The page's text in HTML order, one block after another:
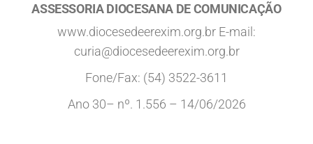
ASSESSORIA DIOCESANA DE COMUNICAÇÃO
www.diocesedeerexim.org.br E-mail:
curia@diocesedeerexim.org.br
Fone/Fax: (54) 3522-3611
Ano 30– nº. 1.556 – 14/06/2026